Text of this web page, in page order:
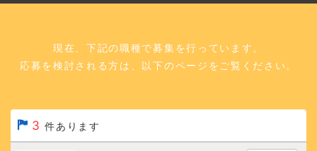
現在、下記の職種で募集を行っています。
応募を検討される方は、以下のページをご覧ください。
3 件あります